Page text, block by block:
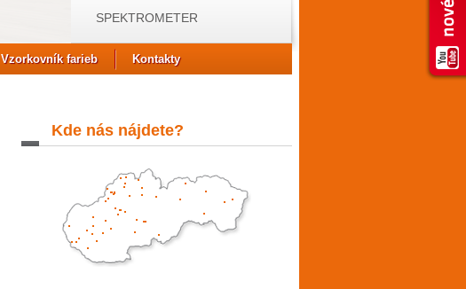
SPEKTROMETER
Vzorkovník farieb Kontakty
Kde nás nájdete?